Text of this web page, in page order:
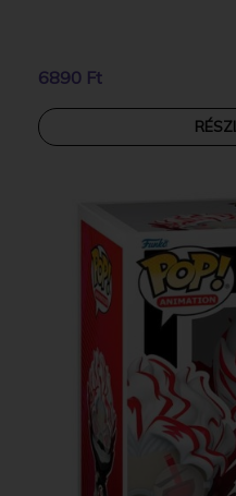
6890 Ft